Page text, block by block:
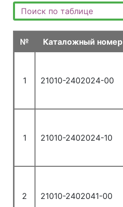
№ Каталожный номер
1 21010-2402024-00
1 21010-2402024-10
2 21010-2402041-00